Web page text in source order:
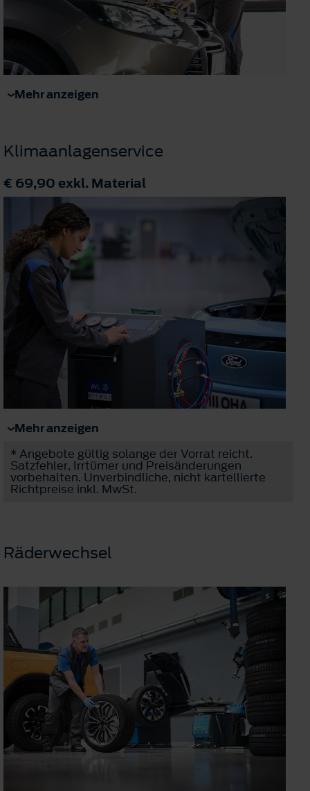
Mehr anzeigen
Klimaanlagenservice
€ 69,90 exkl. Material
Mehr anzeigen
* Angebote gültig solange der Vorrat reicht.
Satzfehler, Irrtümer und Preisänderungen
vorbehalten. Unverbindliche, nicht kartellierte
Richtpreise inkl. MwSt.
Räderwechsel